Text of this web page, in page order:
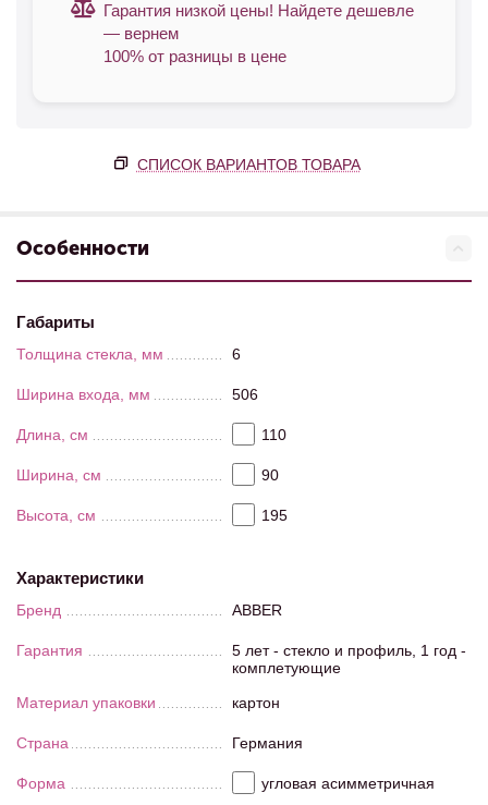
Гарантия низкой цены! Найдете дешевле
— вернем
100% от разницы в цене
СПИСОК ВАРИАНТОВ ТОВАРА
Особенности
Габариты
Толщина стекла, мм 6
Ширина входа, мм 506
Длина, см 110
Ширина, см 90
Высота, см 195
Характеристики
Бренд ABBER
Гарантия
5 лет - стекло и профиль, 1 год -
комплетующие
Материал упаковки
картон
Страна Германия
Форма угловая асимметричная